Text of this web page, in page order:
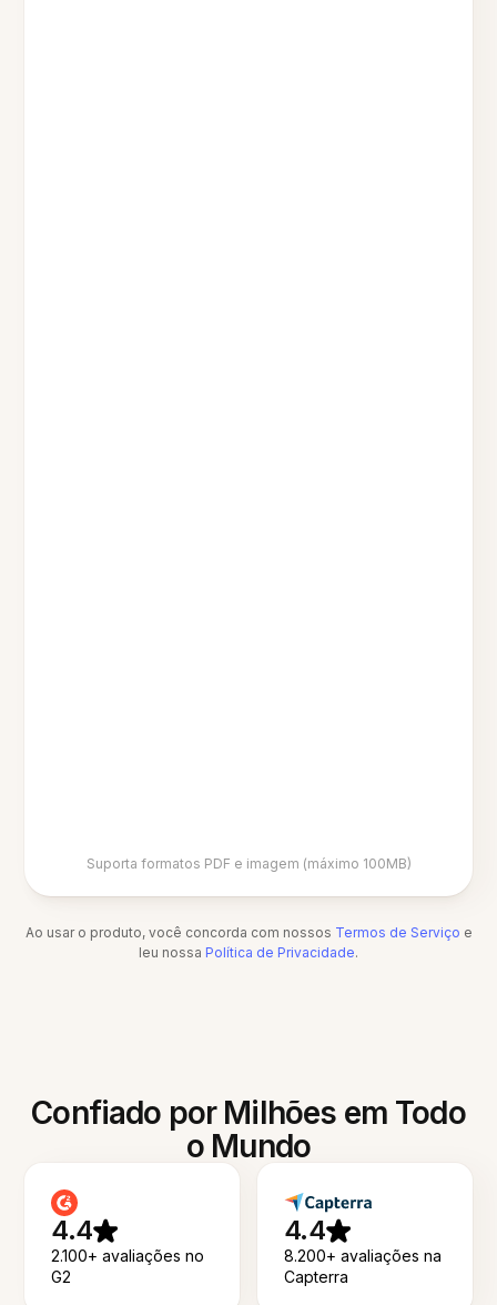
Suporta formatos PDF e imagem (máximo 100MB)
Ao usar o produto, você concorda com nossos Termos de Serviço e
leu nossa Política de Privacidade.
Confiado por Milhões em Todo
o Mundo
4.4
2.100+ avaliações no
G2
4.4
8.200+ avaliações na
Capterra